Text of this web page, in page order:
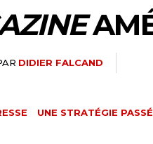
DIDIER FALCAND
UNE STRATÉGIE